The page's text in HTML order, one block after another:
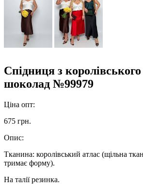
Спідниця з королівського
шоколад №99979
Ціна опт:
675 грн.
Опис:
Тканина: королівський атлас (щільна
тримає форму).
На талії резинка.